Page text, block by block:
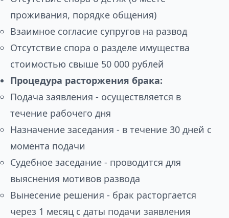
проживания, порядке общения)
Взаимное согласие супругов на развод
Отсутствие спора о разделе имущества
стоимостью свыше 50 000 рублей
Процедура расторжения брака:
Подача заявления - осуществляется в
течение рабочего дня
Назначение заседания - в течение 30 дней с
момента подачи
Судебное заседание - проводится для
выяснения мотивов развода
Вынесение решения - брак расторгается
через 1 месяц с даты подачи заявления